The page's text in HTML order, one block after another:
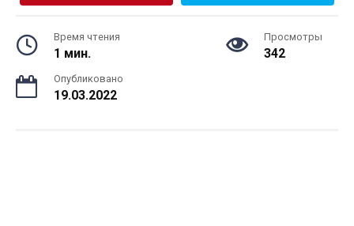
Время чтения
1 мин.
Просмотры
342
Опубликовано
19.03.2022